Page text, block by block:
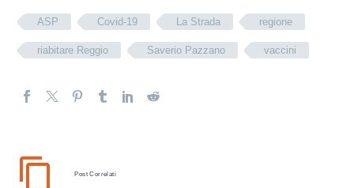
ASP Covid-19 La Strada regione
riabitare Reggio Saverio Pazzano vaccini
Post Correlati